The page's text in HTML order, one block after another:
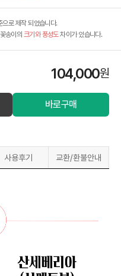
으로 제작 되었습니다.
송이의 크기와 풍성도차이가 있습니다.
104,000원
바로구매
사용후기 교환/환불안내